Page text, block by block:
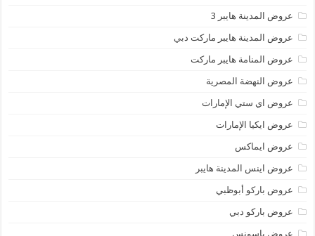
عروض المدينة هايبر 3
عروض المدينة هايبر ماركت دبي
عروض المنامة هايبر ماركت
عروض النهضة المصرية
عروض اي ستي الإمارات
عروض ايكيا الإمارات
عروض ايماكس
عروض اينس المدينة هايبر
عروض باركو أبوظبي
عروض باركو دبي
عروض باسونس